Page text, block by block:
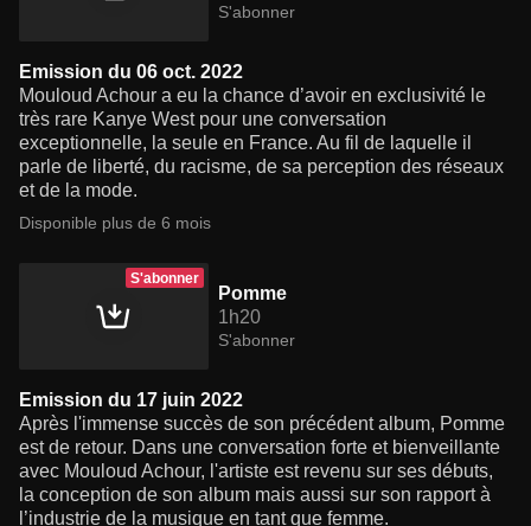
S'abonner
Emission du 06 oct. 2022
Mouloud Achour a eu la chance d’avoir en exclusivité le
très rare Kanye West pour une conversation
exceptionnelle, la seule en France. Au fil de laquelle il
parle de liberté, du racisme, de sa perception des réseaux
et de la mode.
Disponible plus de 6 mois
S'abonner
Pomme
1h20
S'abonner
Emission du 17 juin 2022
Après l'immense succès de son précédent album, Pomme
est de retour. Dans une conversation forte et bienveillante
avec Mouloud Achour, l'artiste est revenu sur ses débuts,
la conception de son album mais aussi sur son rapport à
l’industrie de la musique en tant que femme.